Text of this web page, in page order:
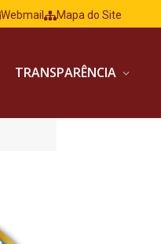
Webmail Mapa do Site
TRANSPARÊNCIA